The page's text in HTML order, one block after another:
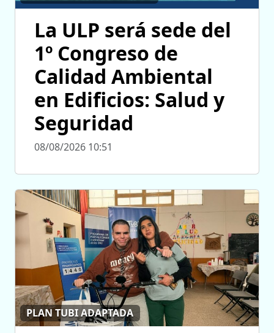
La ULP será sede del
1º Congreso de
Calidad Ambiental
en Edificios: Salud y
Seguridad
08/08/2026 10:51
PLAN TUBI ADAPTADA